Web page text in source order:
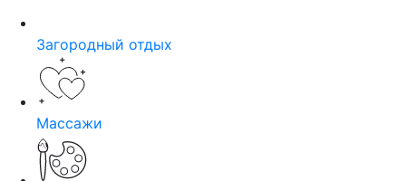
Загородный отдых
Массажи